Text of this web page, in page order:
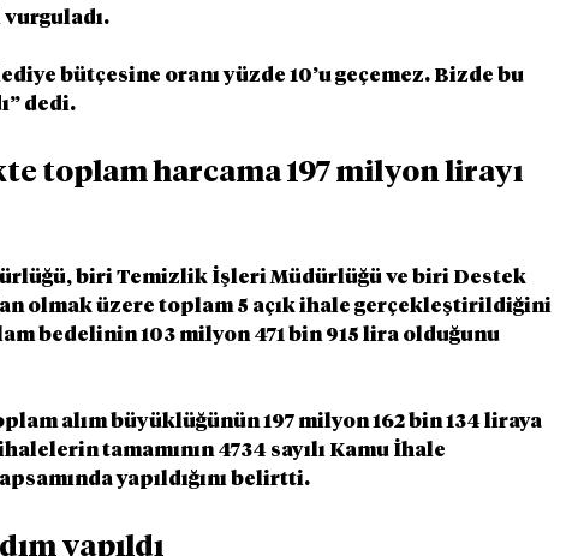
vurguladı.
bütçesine oranı yüzde 10’u geçemez. Bizde bu
dedi.
toplam harcama 197 milyon lirayı
biri Temizlik İşleri Müdürlüğü ve biri Destek
olmak üzere toplam 5 açık ihale gerçekleştirildiğini
bedelinin 103 milyon 471 bin 915 lira olduğunu
alım büyüklüğünün 197 milyon 162 bin 134 liraya
tamamının 4734 sayılı Kamu İhale
yapıldığını belirtti.
yapıldı